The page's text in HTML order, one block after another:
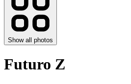
Show all photos
Futuro Z